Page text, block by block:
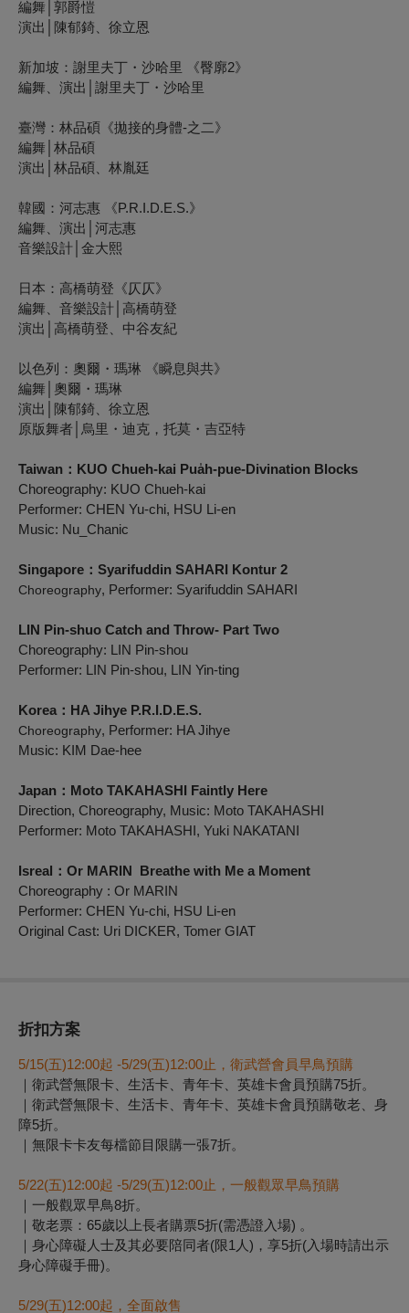
編舞│郭爵愷
演出│陳郁錡、徐立恩
新加坡：謝里夫丁・沙哈里 《臀廓2》
編舞、演出│謝里夫丁・沙哈里
臺灣：林品碩《拋接的身體-之二》
編舞│林品碩
演出│林品碩、林胤廷
韓國：河志惠 《P.R.I.D.E.S.》
編舞、演出│河志惠
音樂設計│金大熙
日本：高橋萌登《仄仄》
編舞、音樂設計│高橋萌登
演出│高橋萌登 、中谷友紀
以色列：奧爾・瑪琳 《瞬息與共》
編舞│奧爾・瑪琳
演出│陳郁錡、徐立恩
原版舞者│烏里・迪克，托莫・吉亞特
Taiwan：KUO Chueh-kai Pua̍h-pue-Divination Blocks
Choreography: KUO Chueh-kai
Performer: CHEN Yu-chi, HSU Li-en
Music: Nu_Chanic
Singapore：Syarifuddin SAHARI Kontur 2
Choreography, Performer: Syarifuddin SAHARI
LIN Pin-shuo Catch and Throw- Part Two
Choreography: LIN Pin-shou
Performer: LIN Pin-shou, LIN Yin-ting
Korea：HA Jihye P.R.I.D.E.S.
Choreography, Performer: HA Jihye
Music: KIM Dae-hee
Japan：Moto TAKAHASHI Faintly Here
Direction, Choreography, Music: Moto TAKAHASHI
Performer: Moto TAKAHASHI, Yuki NAKATANI
Isreal：Or MARIN Breathe with Me a Moment
Choreography : Or MARIN
Performer: CHEN Yu-chi, HSU Li-en
Original Cast: Uri DICKER, Tomer GIAT
折扣方案
5/15(五)12:00起 -5/29(五)12:00止，衛武營會員早鳥預購
｜衛武營無限卡、生活卡、青年卡、英雄卡會員預購75折。
｜衛武營無限卡、生活卡、青年卡、英雄卡會員預購敬老、身
障5折。
｜無限卡卡友每檔節目限購一張7折。
5/22(五)12:00起 -5/29(五)12:00止，一般觀眾早鳥預購
｜一般觀眾早鳥8折。
｜敬老票：65歲以上長者購票5折(需憑證入場) 。
｜身心障礙人士及其必要陪同者(限1人)，享5折(入場時請出示
身心障礙手冊)。
5/29(五)12:00起，全面啟售